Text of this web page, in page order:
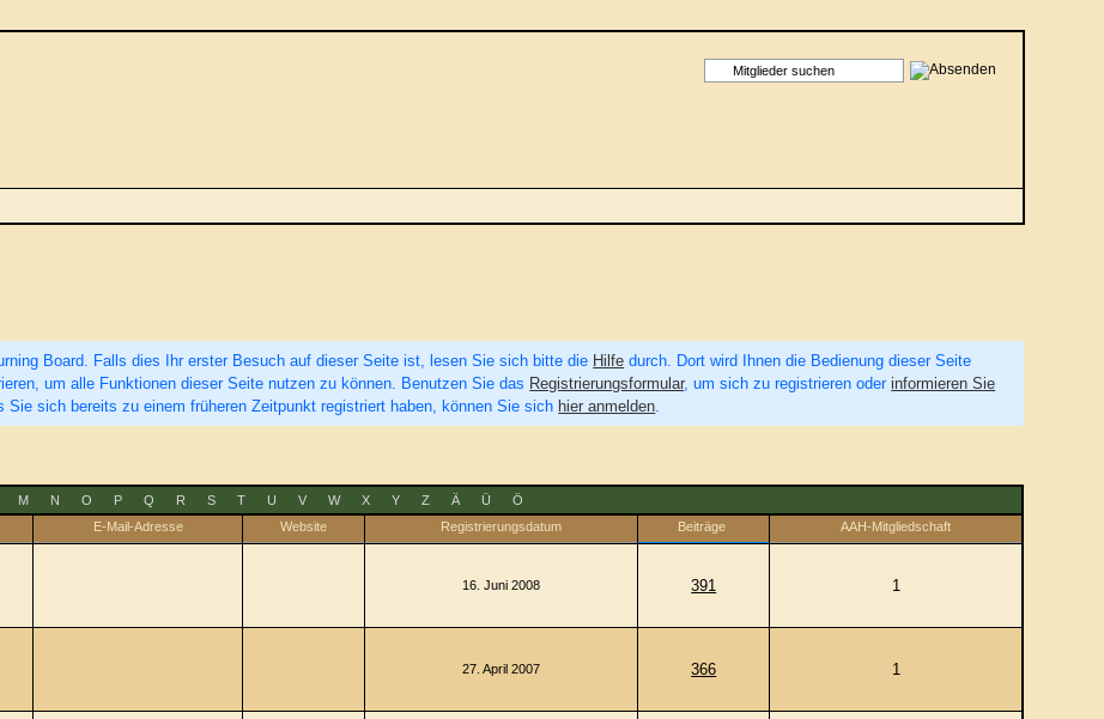
Board. Falls dies Ihr erster Besuch auf dieser Seite ist, lesen Sie sich bitte die Hilfe durch. Dort wird Ihnen die Bedienung dieser Seite
um alle Funktionen dieser Seite nutzen zu können. Benutzen Sie das Registrierungsformular, um sich zu registrieren oderinformieren Sie
Sie sich bereits zu einem früheren Zeitpunkt registriert haben, können Sie sich hier anmelden.
M N O P Q R S T U V W X Y Z Ä Ü
Ö
E-Mail-Adresse Website Registrierungsdatum Beiträge AAH-Mitgliedschaft
16. Juni 2008 391 1
27. April 2007 366 1